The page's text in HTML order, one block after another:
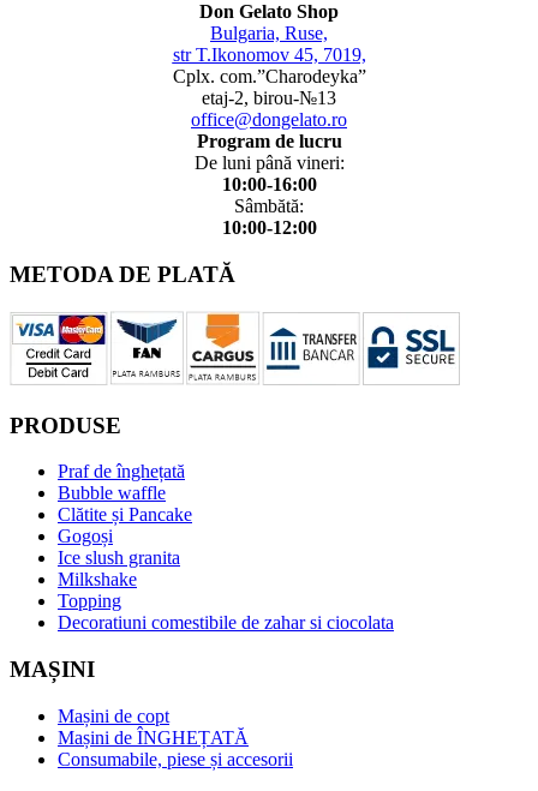
Don Gelato Shop
Bulgaria, Ruse,
str T.Ikonomov 45, 7019,
Cplx. com.”Charodeyka”
etaj-2, birou-№13
office@dongelato.ro
Program de lucru
De luni până vineri:
10:00-16:00
Sâmbătă:
10:00-12:00
METODA DE PLATĂ
PRODUSE
Praf de înghețată
Bubble waffle
Clătite și Pancake
Gogoși
Ice slush granita
Milkshake
Topping
Decoratiuni comestibile de zahar si ciocolata
MAȘINI
Mașini de copt
Mașini de ÎNGHEȚATĂ
Consumabile, piese și accesorii